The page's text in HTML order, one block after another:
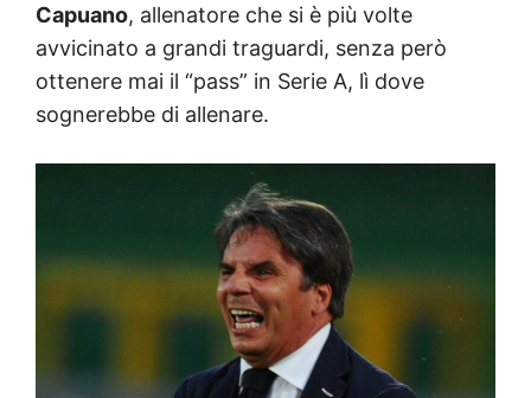
Capuano, allenatore che si è più volte
avvicinato a grandi traguardi, senza però
ottenere mai il “pass” in Serie A, lì dove
sognerebbe di allenare.